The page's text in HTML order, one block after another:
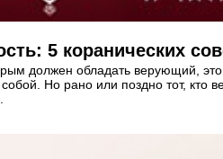
5 коранических
должен обладать верующий,
Но рано или поздно тот, кто